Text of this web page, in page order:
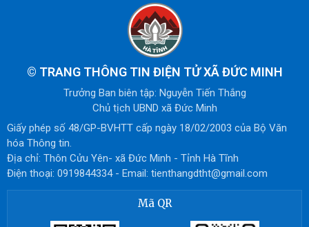
© TRANG THÔNG TIN ĐIỆN TỬ XÃ ĐỨC MINH
Trưởng Ban biên tập: Nguyễn Tiến Thắng
Chủ tịch UBND xã Đức Minh
Giấy phép số 48/GP-BVHTT cấp ngày 18/02/2003 của Bộ Văn
hóa Thông tin.
Địa chỉ: Thôn Cửu Yên- xã Đức Minh - Tỉnh Hà Tĩnh
Điện thoại: 0919844334 - Email: tienthangdtht@gmail.com
Mã QR